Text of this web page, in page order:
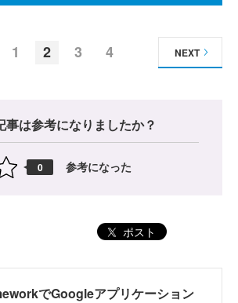
1 2 3 4 NEXT
事は参考になりましたか？
0 参考になった
ポスト
でGoogleアプリケーション